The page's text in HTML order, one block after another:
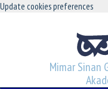
Update cookies preferences
Mimar Sinan